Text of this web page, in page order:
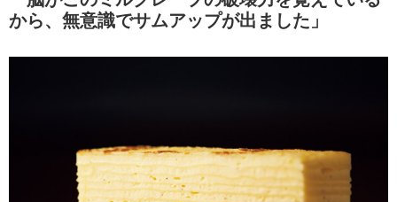
から、無意識でサムアップが出ました」